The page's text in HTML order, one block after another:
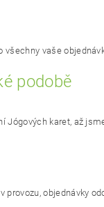
všechny vaše
podobě
Jógových karet, až
objednávky